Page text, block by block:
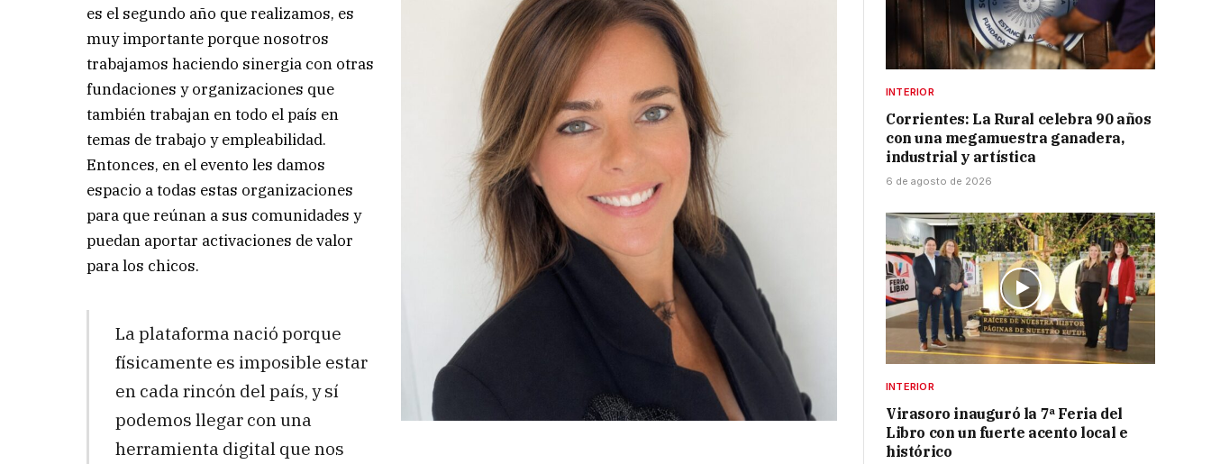
es el segundo año que realizamos, es
muy importante porque nosotros
trabajamos haciendo sinergia con otras
fundaciones y organizaciones que
también trabajan en todo el país en
temas de trabajo y empleabilidad.
Entonces, en el evento les damos
espacio a todas estas organizaciones
para que reúnan a sus comunidades y
puedan aportar activaciones de valor
para los chicos.
La plataforma nació porque
físicamente es imposible estar
en cada rincón del país, y sí
podemos llegar con una
herramienta digital que nos
INTERIOR
Corrientes: La Rural celebra 90 años
con una megamuestra ganadera,
industrial y artística
6 de agosto de 2026
INTERIOR
Virasoro inauguró la 7ª Feria del
Libro con un fuerte acento local e
histórico